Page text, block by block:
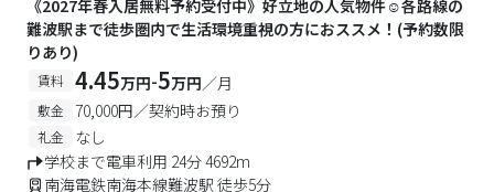
《2027年春入居無料予約受付中》好立地の人気物件☺各路線の
難波駅まで徒歩圏内で生活環境重視の方におススメ！(予約数限
りあり)
賃料 4.45万円-5万円／月
敷金 70,000円／契約時お預り
礼金
なし
学校まで電車利用 24分 4692m
南海電鉄南海本線難波駅 徒歩5分